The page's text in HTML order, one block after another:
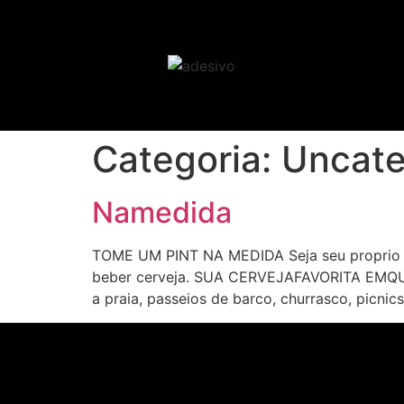
Categoria:
Namedida
TOME UM PINT NA MEDIDA Seja seu
beber cerveja. SUA CERVEJAFAVORITA
a praia, passeios de barco, churrasco,